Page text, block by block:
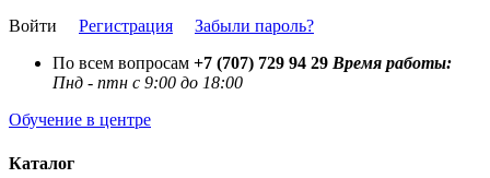
Войти Регистрация
Забыли пароль?
По всем вопросам +7 (707) 729 94 29 Время работы:
Пнд - птн с 9:00 до 18:00
Обучение в центре
Каталог